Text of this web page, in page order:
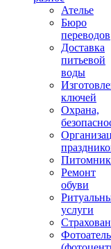
Ателье
Бюро
переводов
Доставка
питьевой
воды
ключей
Охрана,
Ремонт
обуви
услуги